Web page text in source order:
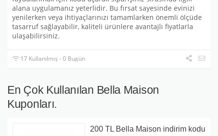
alana uygulamanız yeterlidir. Bu fırsat sayesinde evinizi
yenilerken veya ihtiyaçlarınızı tamamlarken önemli ölçüde
tasarruf sağlayabilir, kaliteli ürünlere avantajlı fiyatlarla
ulaşabilirsiniz.
17 Kullanılmış - 0 Bugün
En Çok Kullanılan Bella Maison
Kuponları.
200 TL Bella Maison indirim kodu